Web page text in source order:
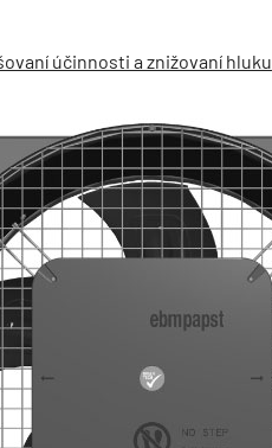
účinnosti a znižovaní hluku